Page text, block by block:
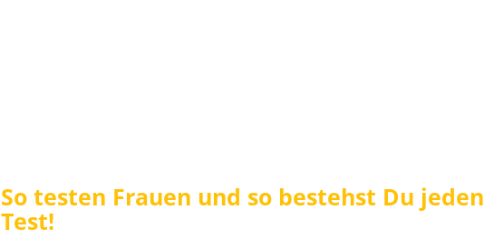
So testen Frauen und so bestehst Du jeden
Test!